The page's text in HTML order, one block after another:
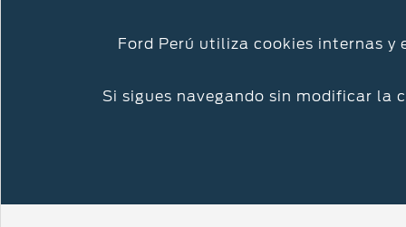
Ford Perú utiliza cookies internas
Si sigues navegando sin modificar la